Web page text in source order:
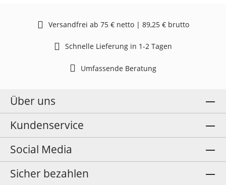
Versandfrei ab 75 € netto | 89,25 € brutto
Schnelle Lieferung in 1-2 Tagen
Umfassende Beratung
Über uns
Kundenservice
Social Media
Sicher bezahlen